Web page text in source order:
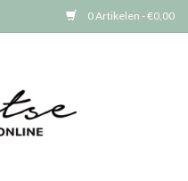
0 Artikelen - €0,00